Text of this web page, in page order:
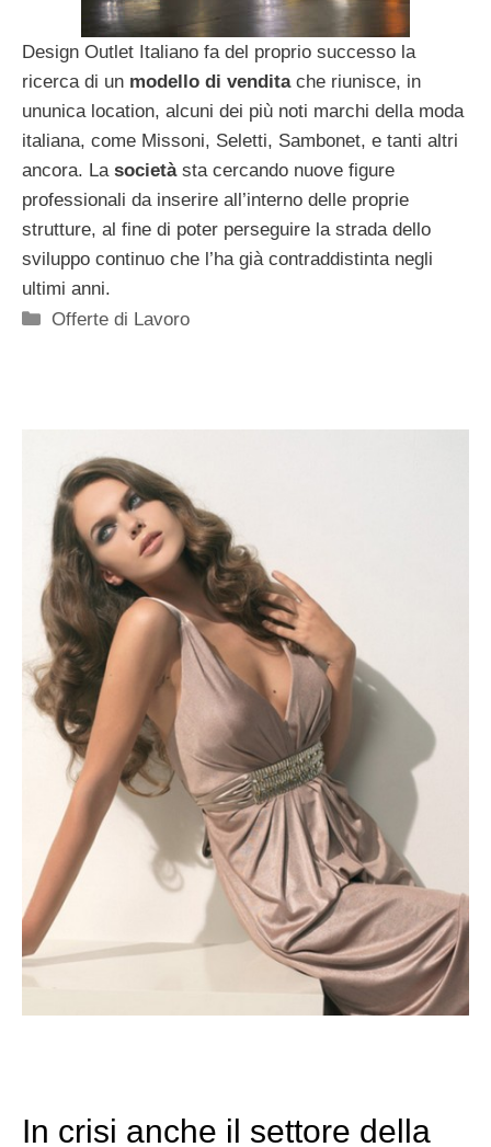
Design Outlet Italiano fa del proprio successo la
ricerca di un modello di venditache riunisce, in
ununica location, alcuni dei più noti marchi della moda
italiana, come Missoni, Seletti, Sambonet, e tanti altri
ancora. La societàsta cercando nuove figure
professionali da inserire all’interno delle proprie
strutture, al fine di poter perseguire la strada dello
sviluppo continuo che l’ha già contraddistinta negli
ultimi anni.
Categorie
Offerte di Lavoro
In crisi anche il settore della